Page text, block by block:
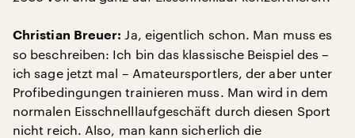
Christian Breuer: Ja, eigentlich schon. Man muss es
so beschreiben: Ich bin das klassische Beispiel des –
ich sage jetzt mal – Amateursportlers, der aber unter
Profibedingungen trainieren muss. Man wird in dem
normalen Eisschnelllaufgeschäft durch diesen Sport
nicht reich. Also, man kann sicherlich die